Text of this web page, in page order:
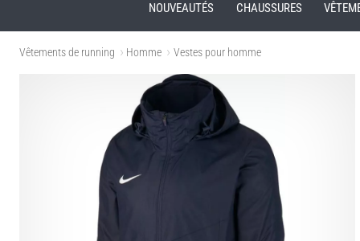
NOUVEAUTÉS CHAUSSURES
Vêtements de running Homme Vestes pour homme